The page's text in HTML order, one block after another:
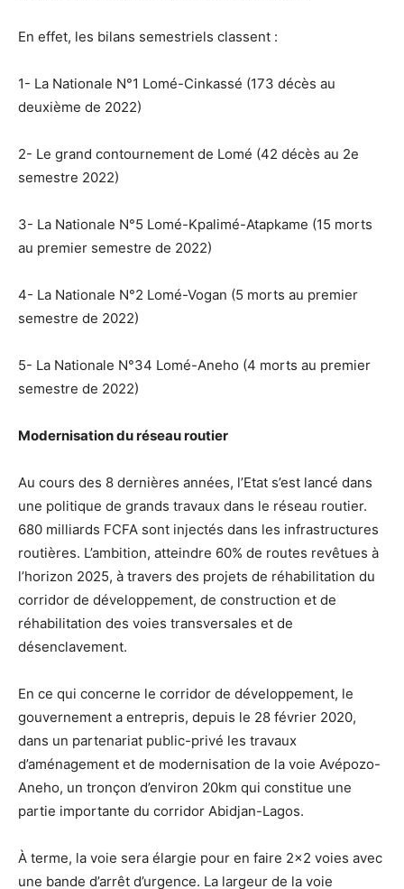
En effet, les bilans semestriels classent :
1- La Nationale N°1 Lomé-Cinkassé (173 décès au
deuxième de 2022)
2- Le grand contournement de Lomé (42 décès au 2e
semestre 2022)
3- La Nationale N°5 Lomé-Kpalimé-Atapkame (15 morts
au premier semestre de 2022)
4- La Nationale N°2 Lomé-Vogan (5 morts au premier
semestre de 2022)
5- La Nationale N°34 Lomé-Aneho (4 morts au premier
semestre de 2022)
Modernisation du réseau routier
Au cours des 8 dernières années, l’Etat s’est lancé dans
une politique de grands travaux dans le réseau routier.
680 milliards FCFA sont injectés dans les infrastructures
routières. L’ambition, atteindre 60% de routes revêtues à
l’horizon 2025, à travers des projets de réhabilitation du
corridor de développement, de construction et de
réhabilitation des voies transversales et de
désenclavement.
En ce qui concerne le corridor de développement, le
gouvernement a entrepris, depuis le 28 février 2020,
dans un partenariat public-privé les travaux
d’aménagement et de modernisation de la voie Avépozo-
Aneho, un tronçon d’environ 20km qui constitue une
partie importante du corridor Abidjan-Lagos.
À terme, la voie sera élargie pour en faire 2×2 voies avec
une bande d’arrêt d’urgence. La largeur de la voie